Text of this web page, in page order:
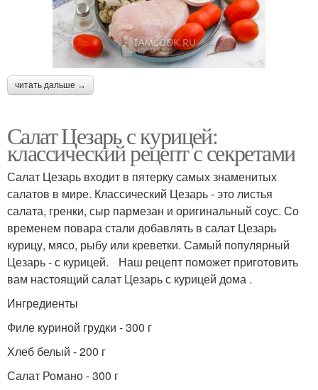
читать дальше →
Салат Цезарь с курицей:
классический рецепт с секретами
Салат Цезарь входит в пятерку самых знаменитых
салатов в мире. Классический Цезарь - это листья
салата, гренки, сыр пармезан и оригинальный соус. Со
временем повара стали добавлять в салат Цезарь
курицу, мясо, рыбу или креветки. Самый популярный
Цезарь - с курицей. Наш рецепт поможет приготовить
вам настоящий салат Цезарь с курицей дома .
Ингредиенты
Филе куриной грудки - 300 г
Хлеб белый - 200 г
Салат Романо - 300 г